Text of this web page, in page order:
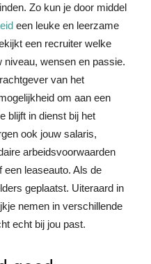
Zo kun je door middel
een leuke en leerzame
een recruiter welke
niveau, wensen en passie.
van het
om aan een
blijft in dienst bij het
ook jouw salaris,
arbeidsvoorwaarden
een leaseauto. Als de
geplaatst. Uiteraard in
nemen in verschillende
echt bij jou past.